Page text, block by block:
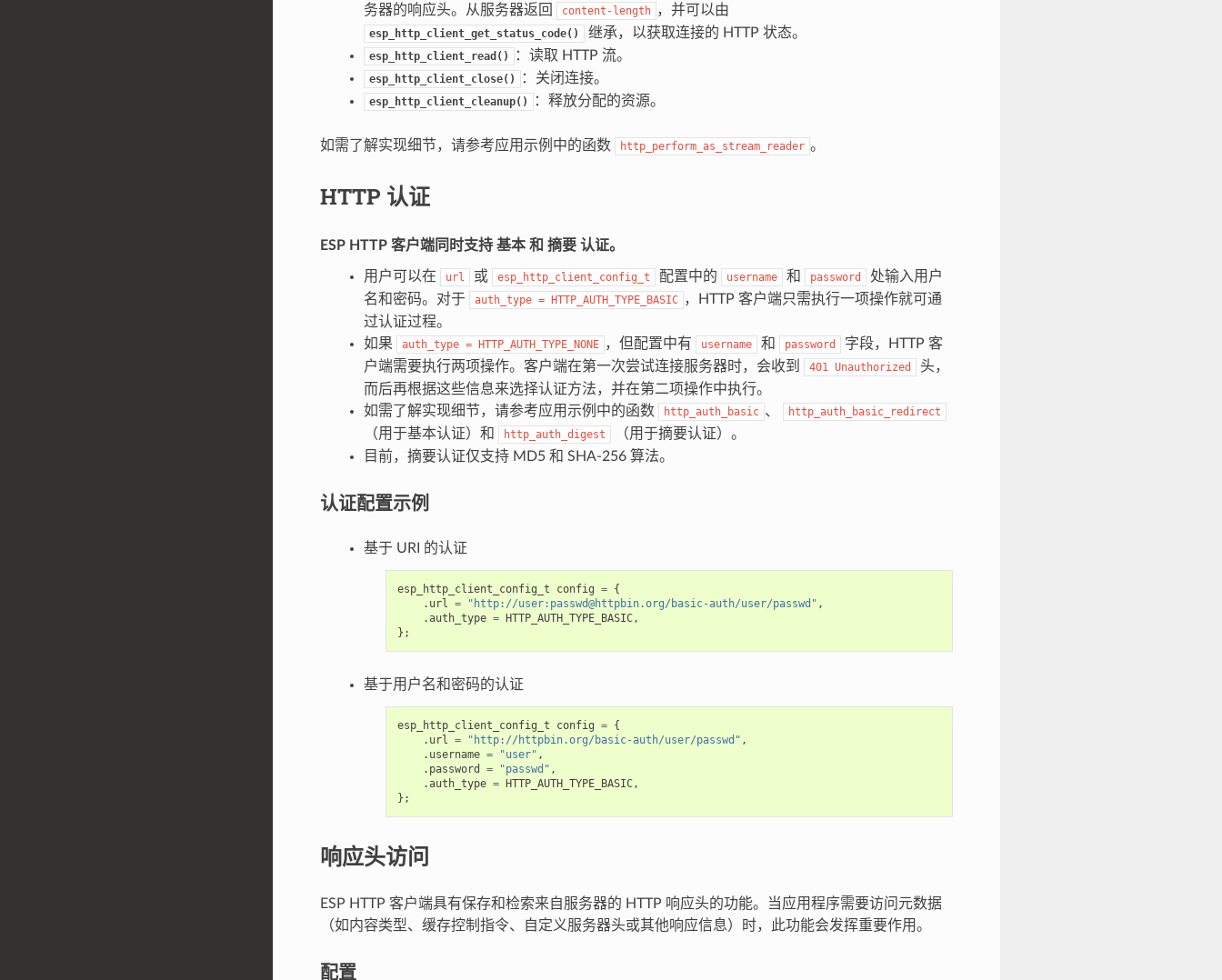
务器的响应头。从服务器返回
content-length ，并可以由
esp_http_client_get_status_code() 继承，以获取连接的 HTTP 状态。
esp_http_client_read() ：读取 HTTP 流。
esp_http_client_close() ：关闭连接。
esp_http_client_cleanup() ：释放分配的资源。
如需了解实现细节，请参考应用示例中的函数 http_perform_as_stream_reader 。
HTTP 认证
ESP HTTP 客户端同时支持 基本和 摘要认证。
用户可以在 url 或 esp_http_client_config_t 配置中的 username 和 password
处输入用户
名和密码。对于
auth_type = HTTP_AUTH_TYPE_BASIC ，HTTP 客户端只需执行一项操作就可通
过认证过程。
如果
auth_type = HTTP_AUTH_TYPE_NONE ，但配置中有 username 和 password
字段，HTTP 客
户端需要执行两项操作。客户端在第一次尝试连接服务器时，会收到
401 Unauthorized
头，
而后再根据这些信息来选择认证方法，并在第二项操作中执行。
如需了解实现细节，请参考应用示例中的函数
http_auth_basic 、 http_auth_basic_redirect
（用于基本认证）和 http_auth_digest
（用于摘要认证）。
目前，摘要认证仅支持 MD5 和 SHA-256 算法。
认证配置示例
基于 URI 的认证
esp_http_client_config_t config = {
. url = "http://user:passwd@httpbin.org/basic-auth/user/passwd" ,
.auth_type = HTTP_AUTH_TYPE_BASIC,
};
基于用户名和密码的认证
esp_http_client_config_t config = {
. url = "http://httpbin.org/basic-auth/user/passwd" ,
. username = "user" ,
. password = "passwd" ,
.auth_type = HTTP_AUTH_TYPE_BASIC,
};
响应头访问
ESP HTTP 客户端具有保存和检索来自服务器的 HTTP 响应头的功能。当应用程序需要访问元数据
（如内容类型、缓存控制指令、自定义服务器头或其他响应信息）时，此功能会发挥重要作用。
配置